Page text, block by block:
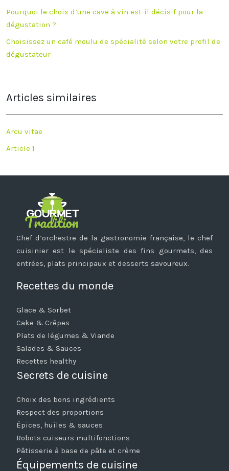
Pourquoi le choix d’une cave à vin est-il décisif pour la
dégustation ?
Choisissez un café moulu de spécialité selon votre profil de
dégustateur
Articles similaires
Arcu vitae
Article 1
Chef d’orchestre de la gastronomie française, le chef
cuisinier est le spécialiste des fins gourmets, des
entrées, plats principaux et desserts savoureux.
Recettes du monde
Glace & Sorbet
Cake & Crêpes
Plats de légumes & Viande
Salades & Sauces
Recettes healthy
Secrets de cuisine
Choix des bons ingrédients
Respect des proportions
Épices, huiles & sauces
Robots cuiseurs multifonctions
Pâtisserie à base de pâte et crème
Équipements de cuisine